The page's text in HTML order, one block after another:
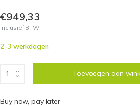
€949,33
Inclusief BTW
2-3 werkdagen
Toevoegen aan
Buy now, pay later